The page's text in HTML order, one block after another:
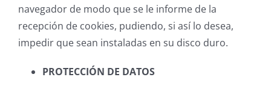
navegador de modo que se le informe de la
recepción de cookies, pudiendo, si así lo desea,
impedir que sean instaladas en su disco duro.
PROTECCIÓN DE DATOS